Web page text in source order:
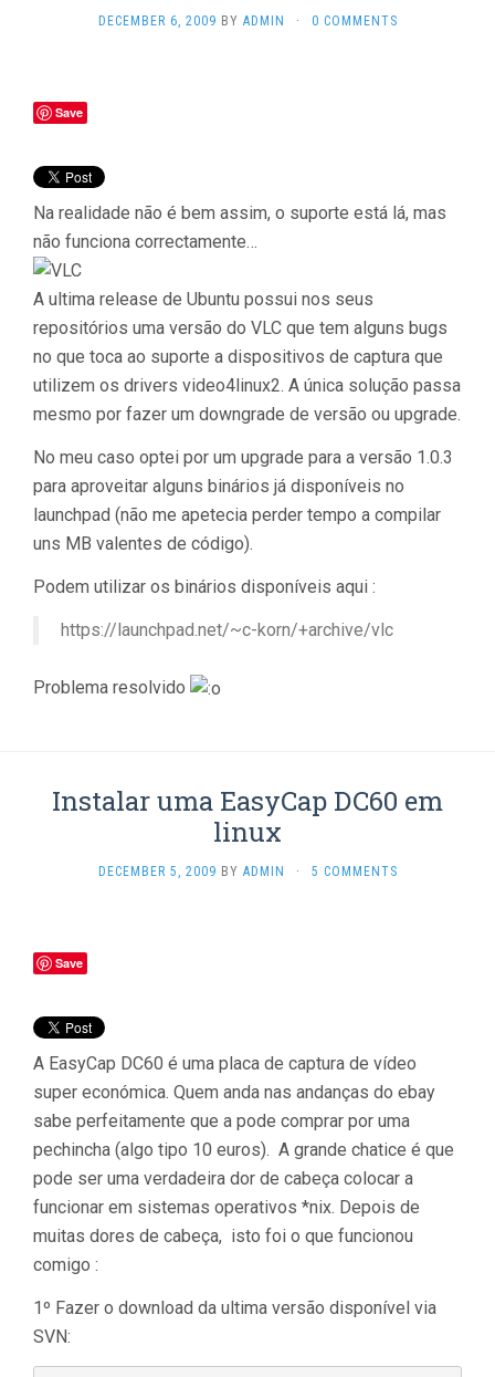
DECEMBER 6, 2009 BY ADMIN · 0 COMMENTS
Save
Na realidade não é bem assim, o suporte está lá, mas
não funciona correctamente…
A ultima release de Ubuntu possui nos seus
repositórios uma versão do VLC que tem alguns bugs
no que toca ao suporte a dispositivos de captura que
utilizem os drivers video4linux2. A única solução passa
mesmo por fazer um downgrade de versão ou upgrade.
No meu caso optei por um upgrade para a versão 1.0.3
para aproveitar alguns binários já disponíveis no
launchpad (não me apetecia perder tempo a compilar
uns MB valentes de código).
Podem utilizar os binários disponíveis aqui :
https://launchpad.net/~c-korn/+archive/vlc
Problema resolvido
Instalar uma EasyCap DC60 em
linux
DECEMBER 5, 2009 BY ADMIN · 5 COMMENTS
Save
A EasyCap DC60 é uma placa de captura de vídeo
super económica. Quem anda nas andanças do ebay
sabe perfeitamente que a pode comprar por uma
pechincha (algo tipo 10 euros). A grande chatice é que
pode ser uma verdadeira dor de cabeça colocar a
funcionar em sistemas operativos *nix. Depois de
muitas dores de cabeça, isto foi o que funcionou
comigo :
1º Fazer o download da ultima versão disponível via
SVN: